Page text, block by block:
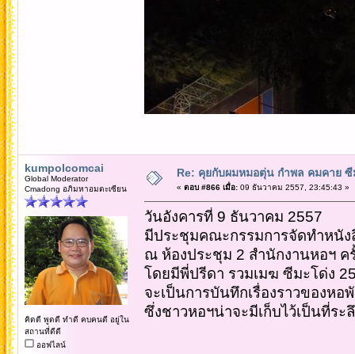
kumpolcomcai
Global Moderator
Cmadong อภิมหาอมตะเซียน
คิดดี พูดดี ทำดี คบคนดี อยู่ใน
สถานที่ดีดี
ออฟไลน์
Re: คุยกับผมหมอตุ่น กำพล คมคาย
« ตอบ #866 เมื่อ:09 ธันวาคม 2557, 23:45:43 »
วันอังคารที่ 9 ธันวาคม 2557
มีประชุมคณะกรรมการจัดทำหนั
ณ ห้องประชุม 2 สำนักงานหอฯ ค
โดยมีพี่ปรีดา รวมเมฆ ซีมะโด่ง
จะเป็นการบันทึกเรื่องราวของหอ
ซึ่งชาวหอฯน่าจะมีเก็บไว้เป็นที่ระ